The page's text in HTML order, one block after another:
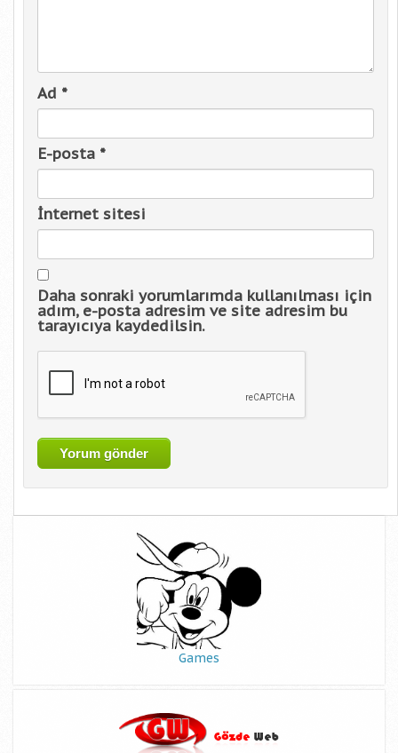
Ad *
E-posta *
İnternet sitesi
Daha sonraki yorumlarımda kullanılması için
adım, e-posta adresim ve site adresim bu
tarayıcıya kaydedilsin.
Games